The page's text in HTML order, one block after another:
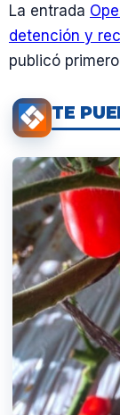
La entrada
detención y
publicó
TE